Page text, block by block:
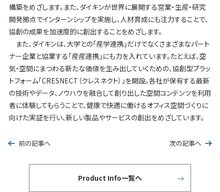
構築をめざします。また、ダイキンが世界に展開する営業・生産・研究
開発拠点でインターンシップを実施し、人材育成にも注力することで、
協創の成果を加速度的に創出することをめざします。
また、ダイキンは、大学との「産学連携」だけでなくさまざまなパート
ナー企業と協業する「産産連携」にも力を入れています。たとえば、空
気・空間にまつわる新たな価値を生み出していくための、協創型プラッ
トフォーム「CRESNECT（クレスネクト）」を開設。各社が保有する最新
の技術やデータ、ノウハウを融合して創り出した空間コンテンツを利用
者に体験してもらうことで、健康で快適に働けるオフィス空間づくりに
向けた実証を行い、新しい製品やサービスの創出をめざしています。
前の記事へ 次の記事へ
Product Info一覧へ